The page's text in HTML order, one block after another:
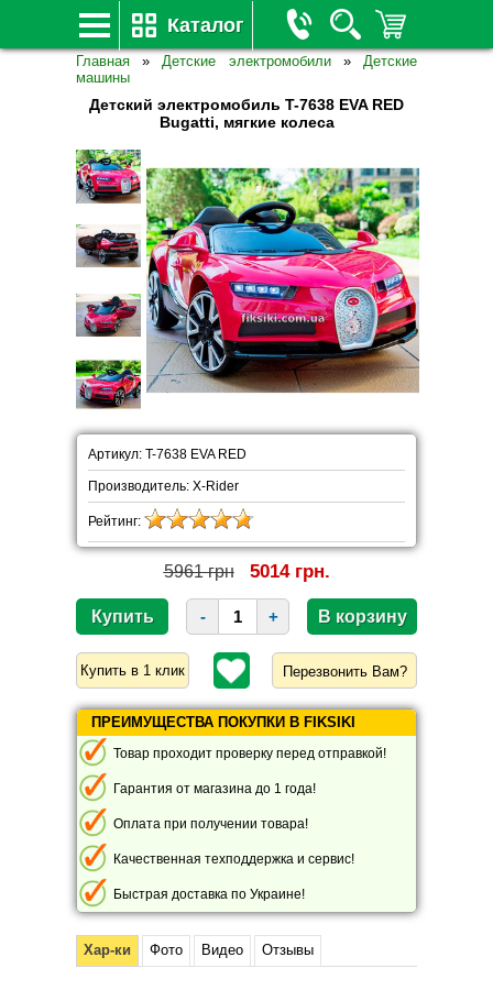
Каталог
Главная »Детские электромобили »Детские
машины
Детский электромобиль T-7638 EVA RED
Bugatti, мягкие колеса
Артикул: T-7638 EVA RED
Производитель: X-Rider
Рейтинг:
5961 грн 5014 грн.
- +
Перезвонить Вам?
ПРЕИМУЩЕСТВА ПОКУПКИ В FIKSIKI
Товар проходит проверку перед отправкой!
Гарантия от магазина до 1 года!
Оплата при получении товара!
Качественная техподдержка и сервис!
Быстрая доставка по Украине!
Хар-ки Фото Видео Отзывы